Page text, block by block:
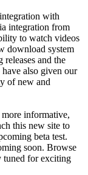
with
integration from
to watch videos
download system
and the
also given our
of new and
informative,
this new site to
beta test.
soon. Browse
tuned for exciting